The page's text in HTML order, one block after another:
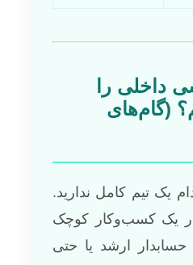
داخلی را
(گام‌های
یک تیم کامل ندارید.
یک کسب‌وکار کوچک
ارشد یا حتی